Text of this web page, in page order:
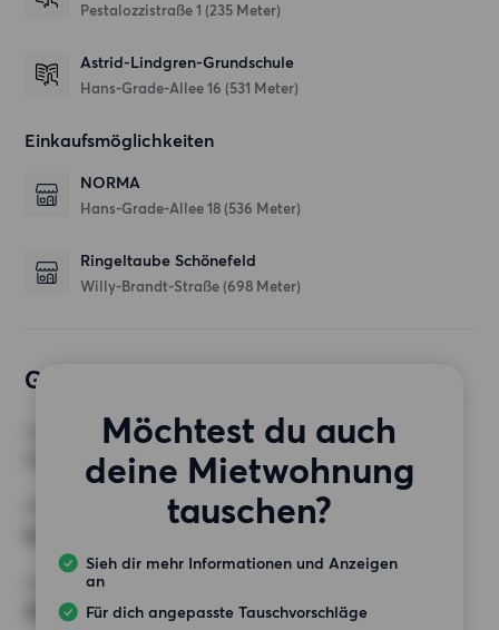
Pestalozzistraße 1 (235 Meter)
Astrid-Lindgren-Grundschule
Hans-Grade-Allee 16 (531 Meter)
Einkaufsmöglichkeiten
NORMA
Hans-Grade-Allee 18 (536 Meter)
Ringeltaube Schönefeld
Willy-Brandt-Straße (698 Meter)
Gewünschte Wohnung
Möchtest du auch
deine Mietwohnung
tauschen?
Sieh dir mehr Informationen und Anzeigen
an
Für dich angepasste Tauschvorschläge
1 Zimmer
MINDESTANZAHL AN QUADRATMETERN
HÖCHSTMIETE (KALTMIETE)
900 EUR